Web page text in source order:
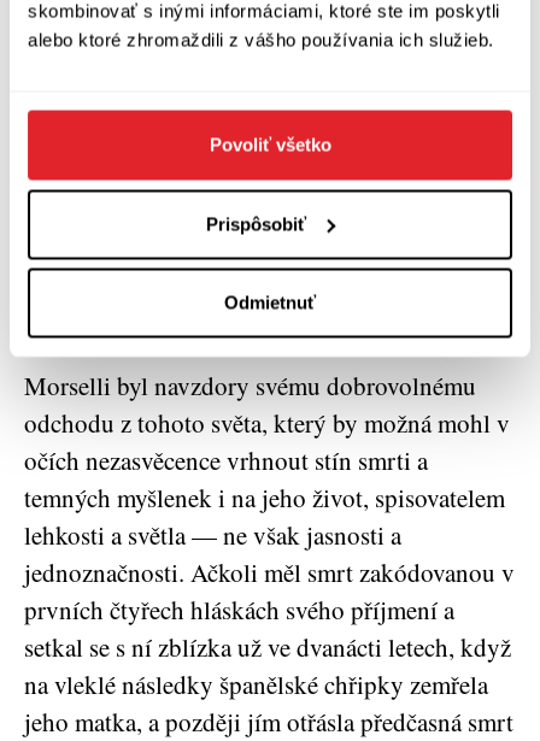
skombinovať s inými informáciami, ktoré ste im poskytli
alebo ktoré zhromaždili z vášho používania ich služieb.
Povoliť všetko
Prispôsobiť
Odmietnuť
propletena s linií milostného příběhu. Třebaže
tehdejší výtky směřovaly zejména ke způsobu
Morselli jako nestraník přece nemohl znát, a
tedy o něm psát —, věc se má spíš tak, že doba,
či lépe řečeno kulturní a intelektuální obec,
ještě nebyla v šedesátých letech v Itálii (ale to
by se týkalo i mnoha jiných zemí) na podobnou
Morselli byl navzdory svému dobrovolnému
odchodu z tohoto světa, který by možná mohl v
očích nezasvěcence vrhnout stín smrti a
temných myšlenek i na jeho život, spisovatelem
lehkosti a světla — ne však jasnosti a
jednoznačnosti. Ačkoli měl smrt zakódovanou v
prvních čtyřech hláskách svého příjmení a
setkal se s ní zblízka už ve dvanácti letech, když
na vleklé následky španělské chřipky zemřela
jeho matka, a později jím otřásla předčasná smrt